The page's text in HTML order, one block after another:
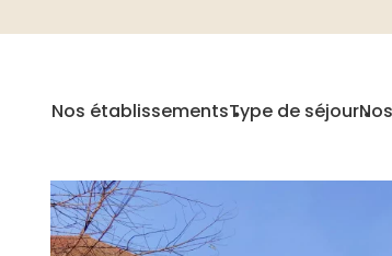
Nos établissementsType de séjour